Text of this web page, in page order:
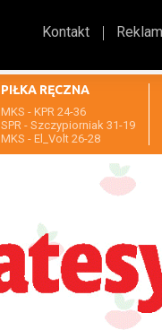
Kontakt
PIŁKA RĘCZNA
MKS - KPR 24-36
SPR - Szczypiorniak 31-19
MKS - El_Volt 26-28